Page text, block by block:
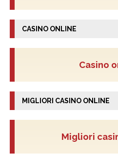
CASINO ONLINE
Casino
MIGLIORI CASINO ONLINE
Migliori